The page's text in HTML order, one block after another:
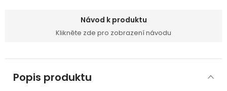
Návod k produktu
Klikněte zde pro zobrazení návodu
Popis produktu